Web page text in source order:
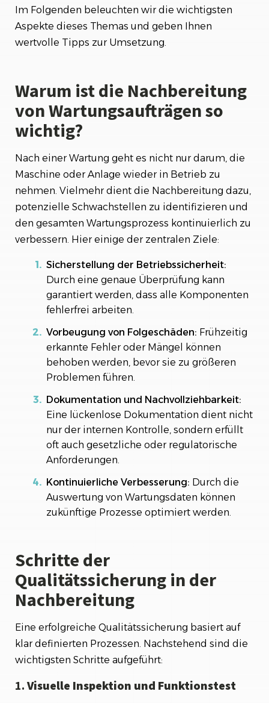
Im Folgenden beleuchten wir die wichtigsten
Aspekte dieses Themas und geben Ihnen
wertvolle Tipps zur Umsetzung.
Warum ist die Nachbereitung
von Wartungsaufträgen so
wichtig?
Nach einer Wartung geht es nicht nur darum, die
Maschine oder Anlage wieder in Betrieb zu
nehmen. Vielmehr dient die Nachbereitung dazu,
potenzielle Schwachstellen zu identifizieren und
den gesamten Wartungsprozess kontinuierlich zu
verbessern. Hier einige der zentralen Ziele:
Sicherstellung der Betriebssicherheit:
Durch eine genaue Überprüfung kann
garantiert werden, dass alle Komponenten
fehlerfrei arbeiten.
Vorbeugung von Folgeschäden: Frühzeitig
erkannte Fehler oder Mängel können
behoben werden, bevor sie zu größeren
Problemen führen.
Dokumentation und Nachvollziehbarkeit:
Eine lückenlose Dokumentation dient nicht
nur der internen Kontrolle, sondern erfüllt
oft auch gesetzliche oder regulatorische
Anforderungen.
Kontinuierliche Verbesserung: Durch die
Auswertung von Wartungsdaten können
zukünftige Prozesse optimiert werden.
Schritte der
Qualitätssicherung in der
Nachbereitung
Eine erfolgreiche Qualitätssicherung basiert auf
klar definierten Prozessen. Nachstehend sind die
wichtigsten Schritte aufgeführt:
1. Visuelle Inspektion und Funktionstest